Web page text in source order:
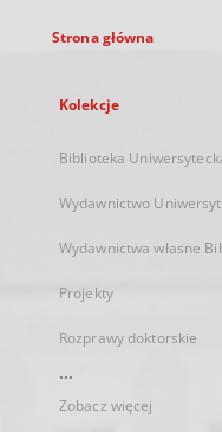
Strona główna
Kolekcje
Biblioteka
Wydawnictwo
Wydawnictwa własne
Projekty
Rozprawy doktorskie
...
Zobacz więcej